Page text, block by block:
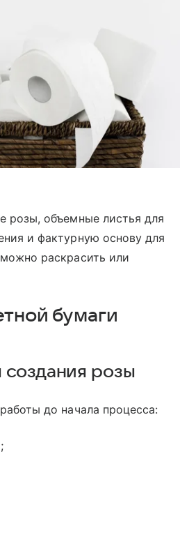
розы, объемные листья для
и фактурную основу для
раскрасить или
бумаги
создания розы
до начала процесса: